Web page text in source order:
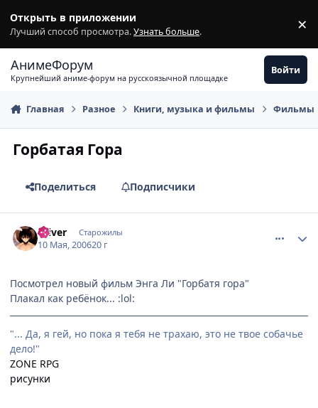
Открыть в приложении
Лучший способ просмотра.Узнать больше. ×
АнимеФорум
Крупнейший аниме-форум на русскоязычной площадке
Войти
Главная Разное Книги, музыка и фильмы Фильмы
Горбатая Гора
Поделиться Подписчики
Oliver Старожилы
10 Мая, 200620 г
Посмотрел новый фильм Энга Ли "Горбатя гора"
Плакал как ребёнок... :lol:
"... Да, я гей, но пока я тебя не трахаю, это не твое собачье
дело!"
ZONE RPG
рисунки